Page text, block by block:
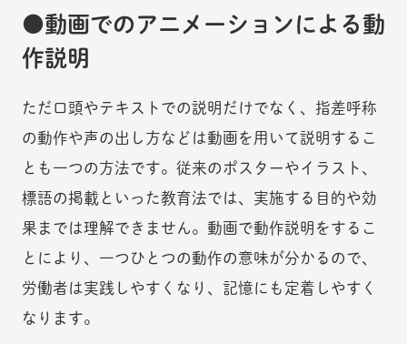
動画でのアニメーションによる動
作説明
ただ口頭やテキストでの説明だけでなく、指差呼称
の動作や声の出し方などは動画を用いて説明するこ
とも一つの方法です。従来のポスターやイラスト、
標語の掲載といった教育法では、実施する目的や効
果までは理解できません。動画で動作説明をするこ
とにより、一つひとつの動作の意味が分かるので、
労働者は実践しやすくなり、記憶にも定着しやすく
なります。